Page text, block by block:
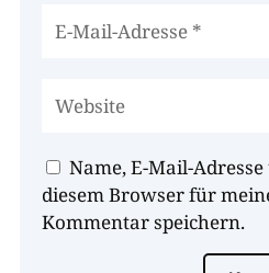
Name, E-Mail-
diesem Browser für
Kommentar speichern.